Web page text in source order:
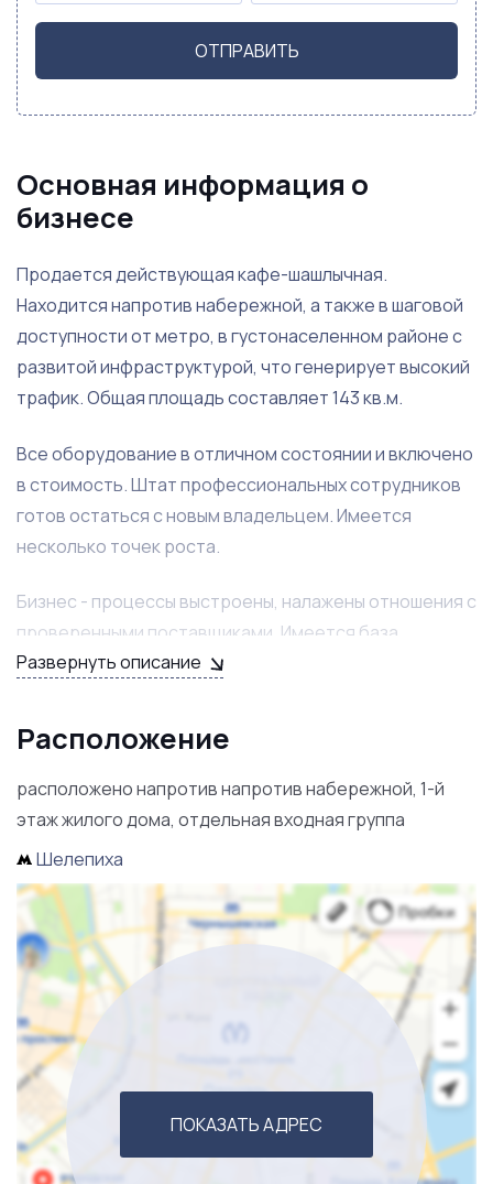
ОТПРАВИТЬ
Основная информация о
бизнесе
Продается действующая кафе-шашлычная.
Находится напротив набережной, а также в шаговой
доступности от метро, в густонаселенном районе с
развитой инфраструктурой, что генерирует высокий
трафик. Общая площадь составляет 143 кв.м.
Все оборудование в отличном состоянии и включено
в стоимость. Штат профессиональных сотрудников
готов остаться с новым владельцем. Имеется
несколько точек роста.
Бизнес - процессы выстроены, налажены отношения с
проверенными поставщиками. Имеется база
постоянных и лояльных клиентов.
Развернуть описание
Расположение
расположено напротив напротив набережной, 1-й
этаж жилого дома, отдельная входная группа
Шелепиха
ПОКАЗАТЬ АДРЕС